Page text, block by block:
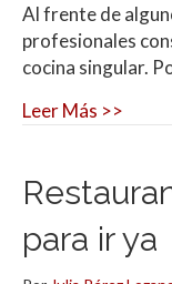
Al frente de
profesionales
cocina singular.
Leer Más >>
para ir ya